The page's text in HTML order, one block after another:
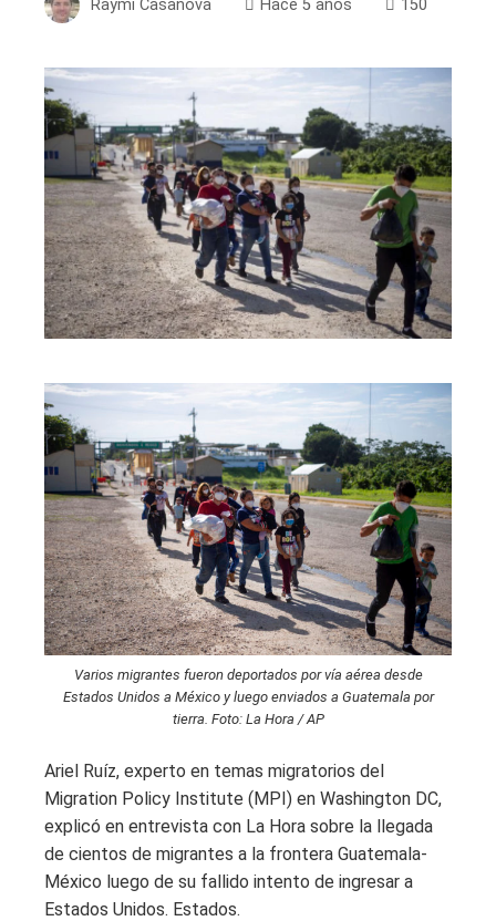
Raymi Casanova Hace 5 años 150
Varios migrantes fueron deportados por vía aérea desde
Estados Unidos a México y luego enviados a Guatemala por
tierra. Foto: La Hora / AP
Ariel Ruíz, experto en temas migratorios del
Migration Policy Institute (MPI) en Washington DC,
explicó en entrevista con La Hora sobre la llegada
de cientos de migrantes a la frontera Guatemala-
México luego de su fallido intento de ingresar a
Estados Unidos. Estados.